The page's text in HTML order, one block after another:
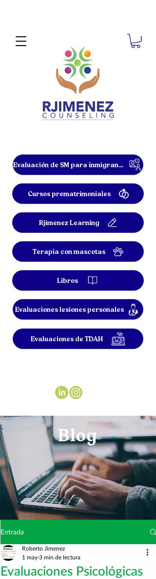
Evaluación de SM para inmigrantes
Cursos prematrimoniales
Rjimenez Learning
Terapia con mascotas
Libros
Evaluaciones lesiones personales
Evaluaciones de TDAH
Blog
Entrada
Evaluaciones Psicológicas
Roberto Jimenez
1 may 3 min de lectura